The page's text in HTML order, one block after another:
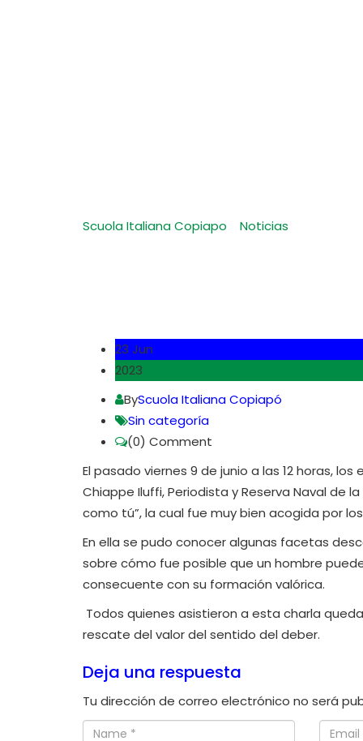
Scuola Italiana Copiapo Noticias
23 Jun
2023
ByScuola Italiana Copiapó
Sin categoría
(0) Comment
El pasado viernes 9 de junio a las 12 horas,
Chiappe Iluffi, Periodista y Reserva Naval de
como tú”, la cual fue muy bien acogida por
En ella se pudo conocer algunas facetas
sobre cómo fue posible que un hombre
consecuente con su formación valórica.
Todos quienes asistieron a esta charla
rescate del valor del sentido del deber.
Deja una respuesta
Tu dirección de correo electrónico no será